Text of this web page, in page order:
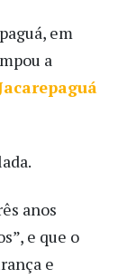
em
a
anos
e que o
e